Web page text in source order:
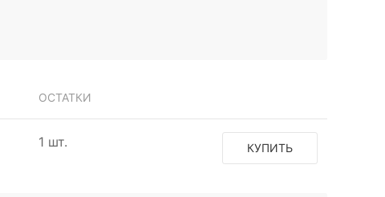
ОСТАТКИ
1 шт. КУПИТЬ